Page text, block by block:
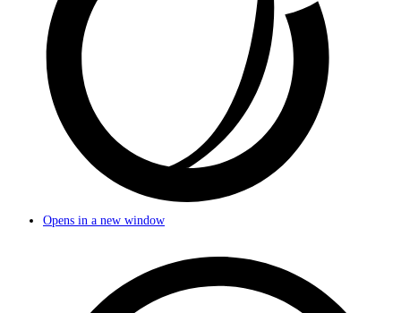
Opens in a new window